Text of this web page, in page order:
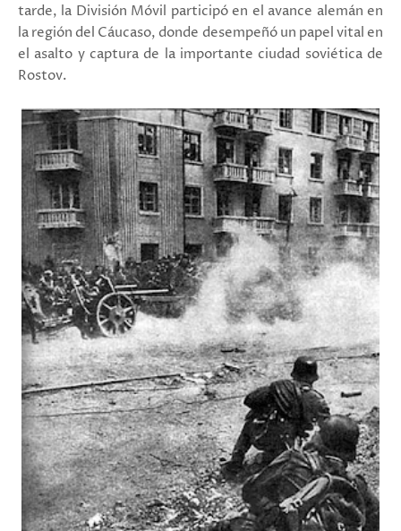
tarde, la División Móvil participó en el avance alemán en
la región del Cáucaso, donde desempeñó un papel vital en
el asalto y captura de la importante ciudad soviética de
Rostov.